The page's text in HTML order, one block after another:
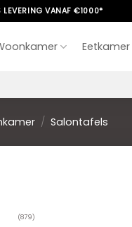
LEVERING VANAF €1000*
Eetkamer
/ Salontafels
(879)